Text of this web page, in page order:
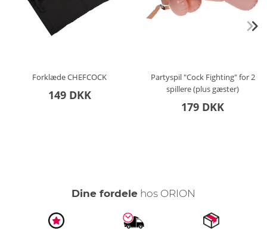
Forklæde CHEFCOCK
149 DKK
Partyspil "Cock Fighting" for 2
spillere (plus gæster)
179 DKK
Dine fordele hos ORION